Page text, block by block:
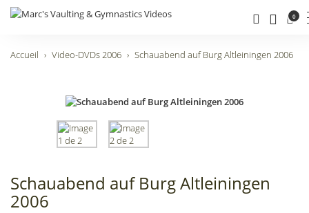
0
Accueil Video-DVDs 2006 Schauabend auf Burg Altleiningen 2006
Schauabend auf Burg Altleiningen
2006